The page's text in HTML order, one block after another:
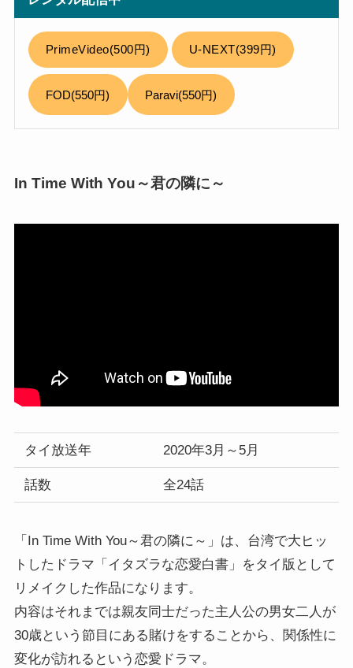
PrimeVideo(500円) U-NEXT(399円)
FOD(550円) Paravi(550円)
In Time With You～君の隣に～
タイ放送年 2020年3月～5月
話数 全24話
「In Time With You～君の隣に～」は、台湾で大ヒッ
トしたドラマ「イタズラな恋愛白書」をタイ版として
リメイクした作品になります。
内容はそれまでは親友同士だった主人公の男女二人が
30歳という節目にある賭けをすることから、関係性に
変化が訪れるという恋愛ドラマ。